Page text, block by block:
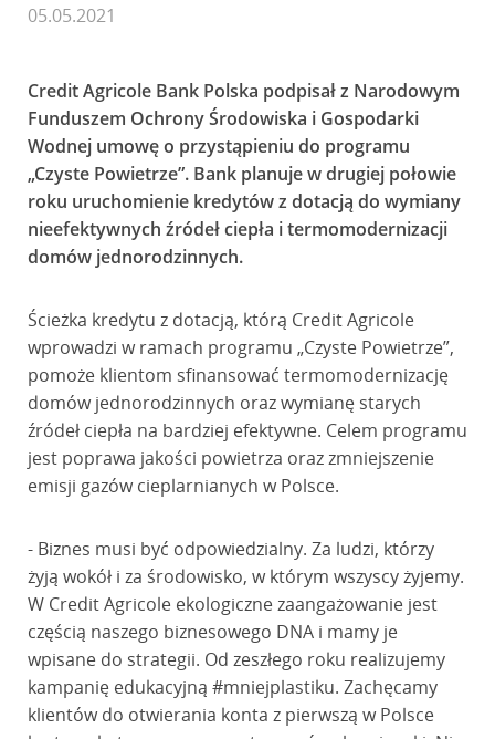
05.05.2021
Credit Agricole Bank Polska podpisał z Narodowym
Funduszem Ochrony Środowiska i Gospodarki
Wodnej umowę o przystąpieniu do programu
„Czyste Powietrze”. Bank planuje w drugiej połowie
roku uruchomienie kredytów z dotacją do wymiany
nieefektywnych źródeł ciepła i termomodernizacji
domów jednorodzinnych.
Ścieżka kredytu z dotacją, którą Credit Agricole
wprowadzi w ramach programu „Czyste Powietrze”,
pomoże klientom sfinansować termomodernizację
domów jednorodzinnych oraz wymianę starych
źródeł ciepła na bardziej efektywne. Celem programu
jest poprawa jakości powietrza oraz zmniejszenie
emisji gazów cieplarnianych w Polsce.
- Biznes musi być odpowiedzialny. Za ludzi, którzy
żyją wokół i za środowisko, w którym wszyscy żyjemy.
W Credit Agricole ekologiczne zaangażowanie jest
częścią naszego biznesowego DNA i mamy je
wpisane do strategii. Od zeszłego roku realizujemy
kampanię edukacyjną #mniejplastiku. Zachęcamy
klientów do otwierania konta z pierwszą w Polsce